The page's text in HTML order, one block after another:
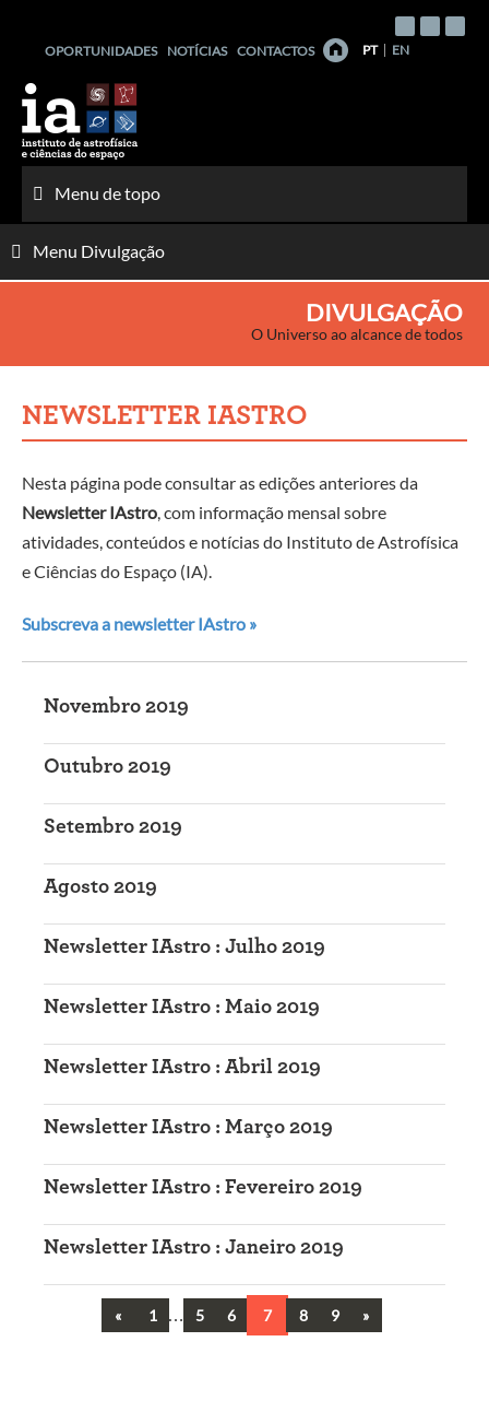
conteúdo
OPORTUNIDADES NOTÍCIAS CONTACTOS PT EN
Menu de topo
Menu Divulgação
DIVULGAÇÃO
O Universo ao alcance de todos
NEWSLETTER IASTRO
Nesta página pode consultar as edições anteriores da
Newsletter IAstro, com informação mensal sobre
atividades, conteúdos e notícias do Instituto de Astrofísica
e Ciências do Espaço (IA).
Subscreva a newsletter IAstro »
Novembro 2019
Outubro 2019
Setembro 2019
Agosto 2019
Newsletter IAstro : Julho 2019
Newsletter IAstro : Maio 2019
Newsletter IAstro : Abril 2019
Newsletter IAstro : Março 2019
Newsletter IAstro : Fevereiro 2019
Newsletter IAstro : Janeiro 2019
« Previous
1 … 5 6 7 8 9 Next
»